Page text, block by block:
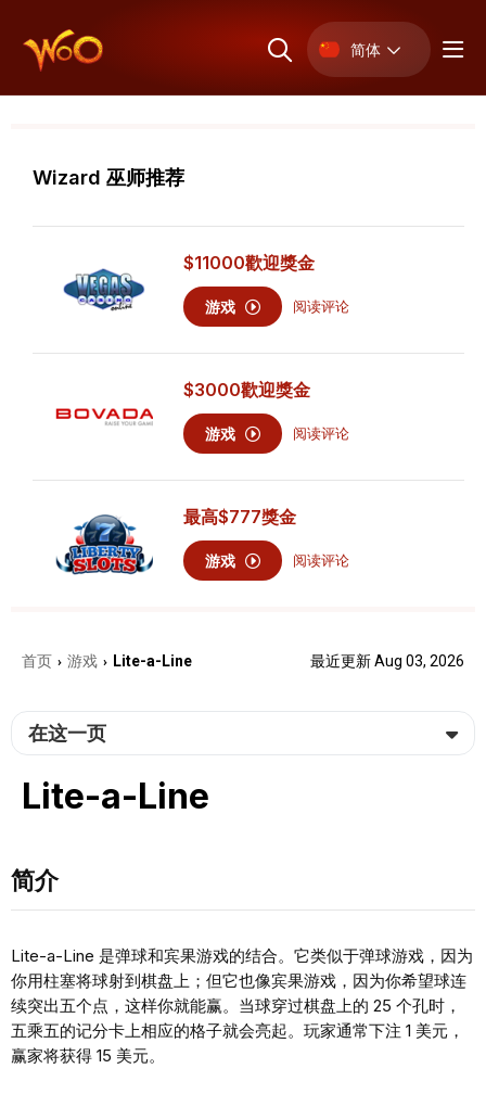
简体
Wizard 巫师推荐
$11000歡迎獎金
游戏 阅读评论
$3000歡迎獎金
游戏 阅读评论
最高$777獎金
游戏 阅读评论
首页 › 游戏 › Lite-a-Line 最近更新 Aug 03, 2026
在这一页
Lite-a-Line
简介
Lite-a-Line 是弹球和宾果游戏的结合。它类似于弹球游戏，因为
你用柱塞将球射到棋盘上；但它也像宾果游戏，因为你希望球连
续突出五个点，这样你就能赢。当球穿过棋盘上的 25 个孔时，
五乘五的记分卡上相应的格子就会亮起。玩家通常下注 1 美元，
赢家将获得 15 美元。